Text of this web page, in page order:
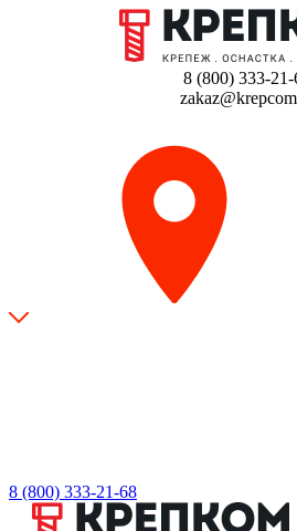
8 (800) 333-21-
8 (800) 333-21-68